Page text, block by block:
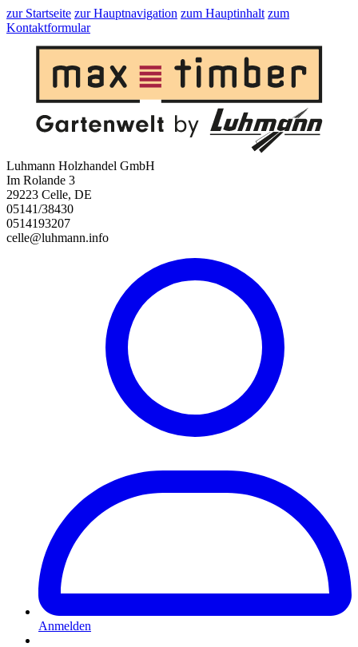
zur Startseite zur Hauptnavigation zum Hauptinhalt zum
Kontaktformular
Luhmann Holzhandel GmbH
Im Rolande 3
29223 Celle, DE
05141/38430
0514193207
celle@luhmann.info
Anmelden